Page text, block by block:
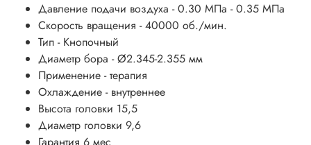
Давление подачи воздуха - 0.30 МПа - 0.35 МПа
Скорость вращения - 40000 об./мин.
Тип - Кнопочный
Диаметр бора - Ø2.345-2.355 мм
Применение - терапия
Охлаждение - внутреннее
Высота головки 15,5
Диаметр головки 9,6